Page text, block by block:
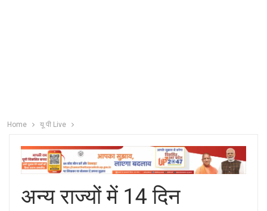
Home यू पी Live
अन्य राज्यों में 14 दिन